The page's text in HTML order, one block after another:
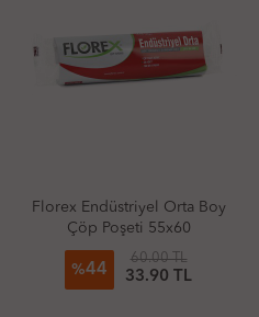
Florex Endüstriyel Orta Boy
Çöp Poşeti 55x60
%44
60.00 TL
33.90 TL